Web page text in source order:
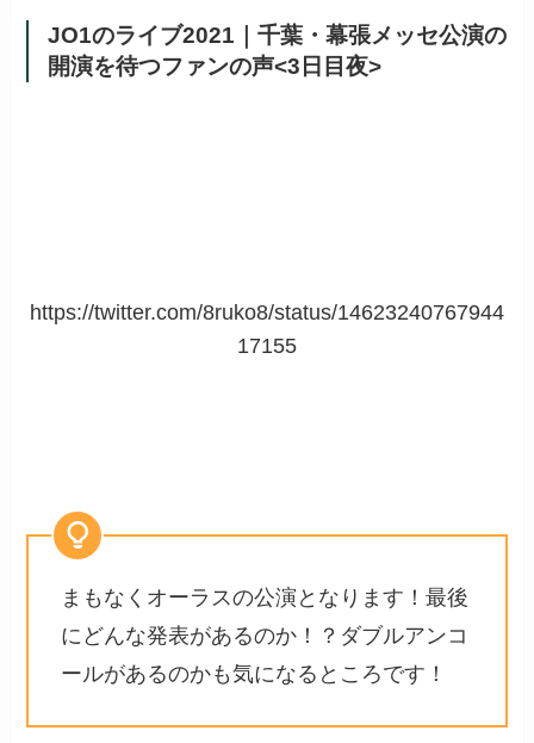
JO1のライブ2021｜千葉・幕張メッセ公演の
開演を待つファンの声<3日目夜>
https://twitter.com/8ruko8/status/14623240767944
17155
まもなくオーラスの公演となります！最後
にどんな発表があるのか！？ダブルアンコ
ールがあるのかも気になるところです！